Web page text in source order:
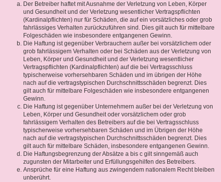
Der Betreiber haftet mit Ausnahme der Verletzung von Leben, Körper
und Gesundheit und der Verletzung wesentlicher Vertragspflichten
(Kardinalpflichten) nur für Schäden, die auf ein vorsätzliches oder grob
fahrlässiges Verhalten zurückzuführen sind. Dies gilt auch für mittelbare
Folgeschäden wie insbesondere entgangenen Gewinn.
Die Haftung ist gegenüber Verbrauchern außer bei vorsätzlichem oder
grob fahrlässigem Verhalten oder bei Schäden aus der Verletzung von
Leben, Körper und Gesundheit und der Verletzung wesentlicher
Vertragspflichten (Kardinalpflichten) auf die bei Vertragsschluss
typischerweise vorhersehbaren Schäden und im übrigen der Höhe
nach auf die vertragstypischen Durchschnittsschäden begrenzt. Dies
gilt auch für mittelbare Folgeschäden wie insbesondere entgangenen
Gewinn.
Die Haftung ist gegenüber Unternehmern außer bei der Verletzung von
Leben, Körper und Gesundheit oder vorsätzlichem oder grob
fahrlässigem Verhalten des Betreibers auf die bei Vertragsschluss
typischerweise vorhersehbaren Schäden und im Übrigen der Höhe
nach auf die vertragstypischen Durchschnittsschäden begrenzt. Dies
gilt auch für mittelbare Schäden, insbesondere entgangenen Gewinn.
Die Haftungsbegrenzung der Absätze a bis c gilt sinngemäß auch
zugunsten der Mitarbeiter und Erfüllungsgehilfen des Betreibers.
Ansprüche für eine Haftung aus zwingendem nationalem Recht bleiben
unberührt.